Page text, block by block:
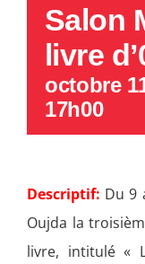
Salon
livre
octobre
17h00
Descriptif: Du 9
Oujda la
livre, intitulé «